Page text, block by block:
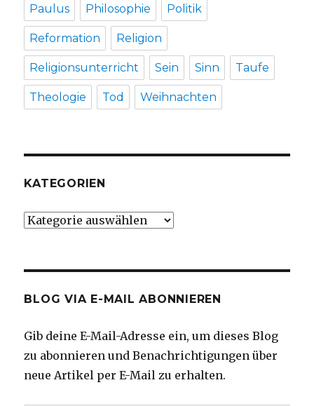
Paulus Philosophie Politik
Reformation Religion
Religionsunterricht Sein Sinn Taufe
Theologie Tod Weihnachten
KATEGORIEN
Kategorien
BLOG VIA E-MAIL ABONNIEREN
Gib deine E-Mail-Adresse ein, um dieses Blog
zu abonnieren und Benachrichtigungen über
neue Artikel per E-Mail zu erhalten.